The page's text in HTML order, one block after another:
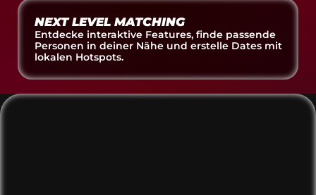
NEXT LEVEL MATCHING
Entdecke interaktive Features, finde passende
Personen in deiner Nähe und erstelle Dates mit
lokalen Hotspots.